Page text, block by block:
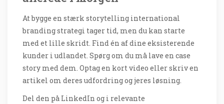
At bygge en stærk storytelling international
branding strategi tager tid, men du kan starte
med et lille skridt. Find én af dine eksisterende
kunder i udlandet. Spørg om du må lave en case
story med dem. Optag en kort video eller skriv en
artikel om deres udfordring og jeres løsning.
Del den på LinkedIn og i relevante